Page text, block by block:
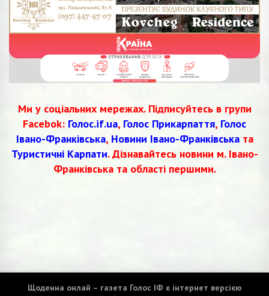
Ми у соціальних мережах. Підписуйтесь в групи
Facebok: Голос.if.ua, Голос Прикарпаття, Голос
Івано-Франківська, Новини Івано-Франківськата
Туристичні Карпати. Дізнавайтесь новини м. Івано-
Франківська та області першими.
Щоденна онлай – газета Голос ІФ є інтернет версією